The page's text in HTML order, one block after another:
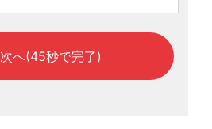
次へ(45秒で完了)